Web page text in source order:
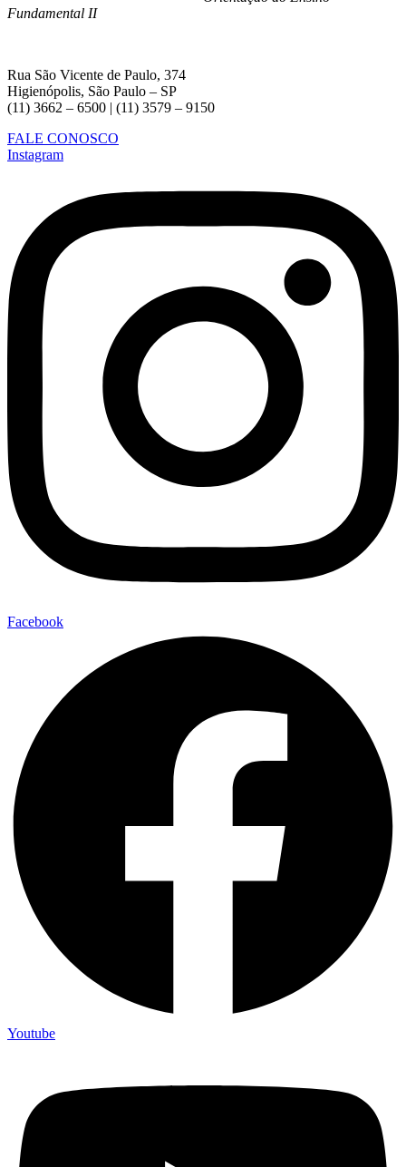
Fundamental II
Rua São Vicente de Paulo, 374
Higienópolis, São Paulo – SP
(11) 3662 – 6500 | (11) 3579 – 9150
FALE CONOSCO
Instagram
Facebook
Youtube